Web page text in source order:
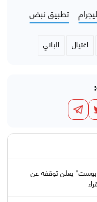
تطبيق نبض
اغتيال الباني
بوست" يعلن توقفه عن